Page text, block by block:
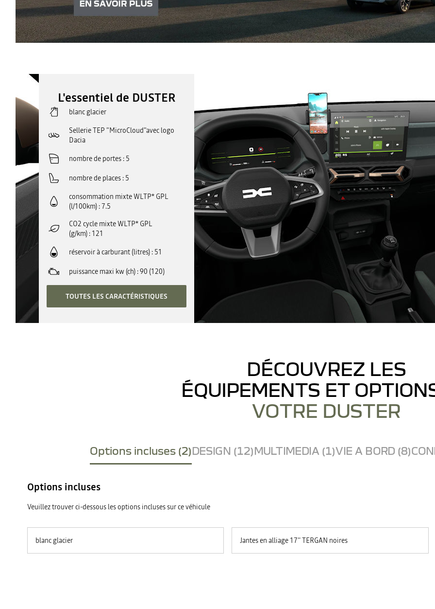
L'essentiel de DUSTER
blanc glacier
Sellerie TEP "MicroCloud"avec logo
Dacia
nombre de portes 5
nombre de places 5
consommation mixte WLTP* GPL
(l/100km) 7.5
CO2 cycle mixte WLTP* GPL
(g/km) 121
réservoir à carburant (litres) 51
puissance maxi kw (ch) 90 (120)
TOUTES LES CARACTÉRISTIQUES
DÉCOUVREZ LES
ÉQUIPEMENTS ET
VOTRE DUSTER
Options incluses (2)DESIGN (12)MULTIMEDIA (1)VIE A BORD (8)
Options incluses
Veuillez trouver ci-dessous les options incluses sur ce véhicule
blanc glacier Jantes en alliage 17'' TERGAN noires